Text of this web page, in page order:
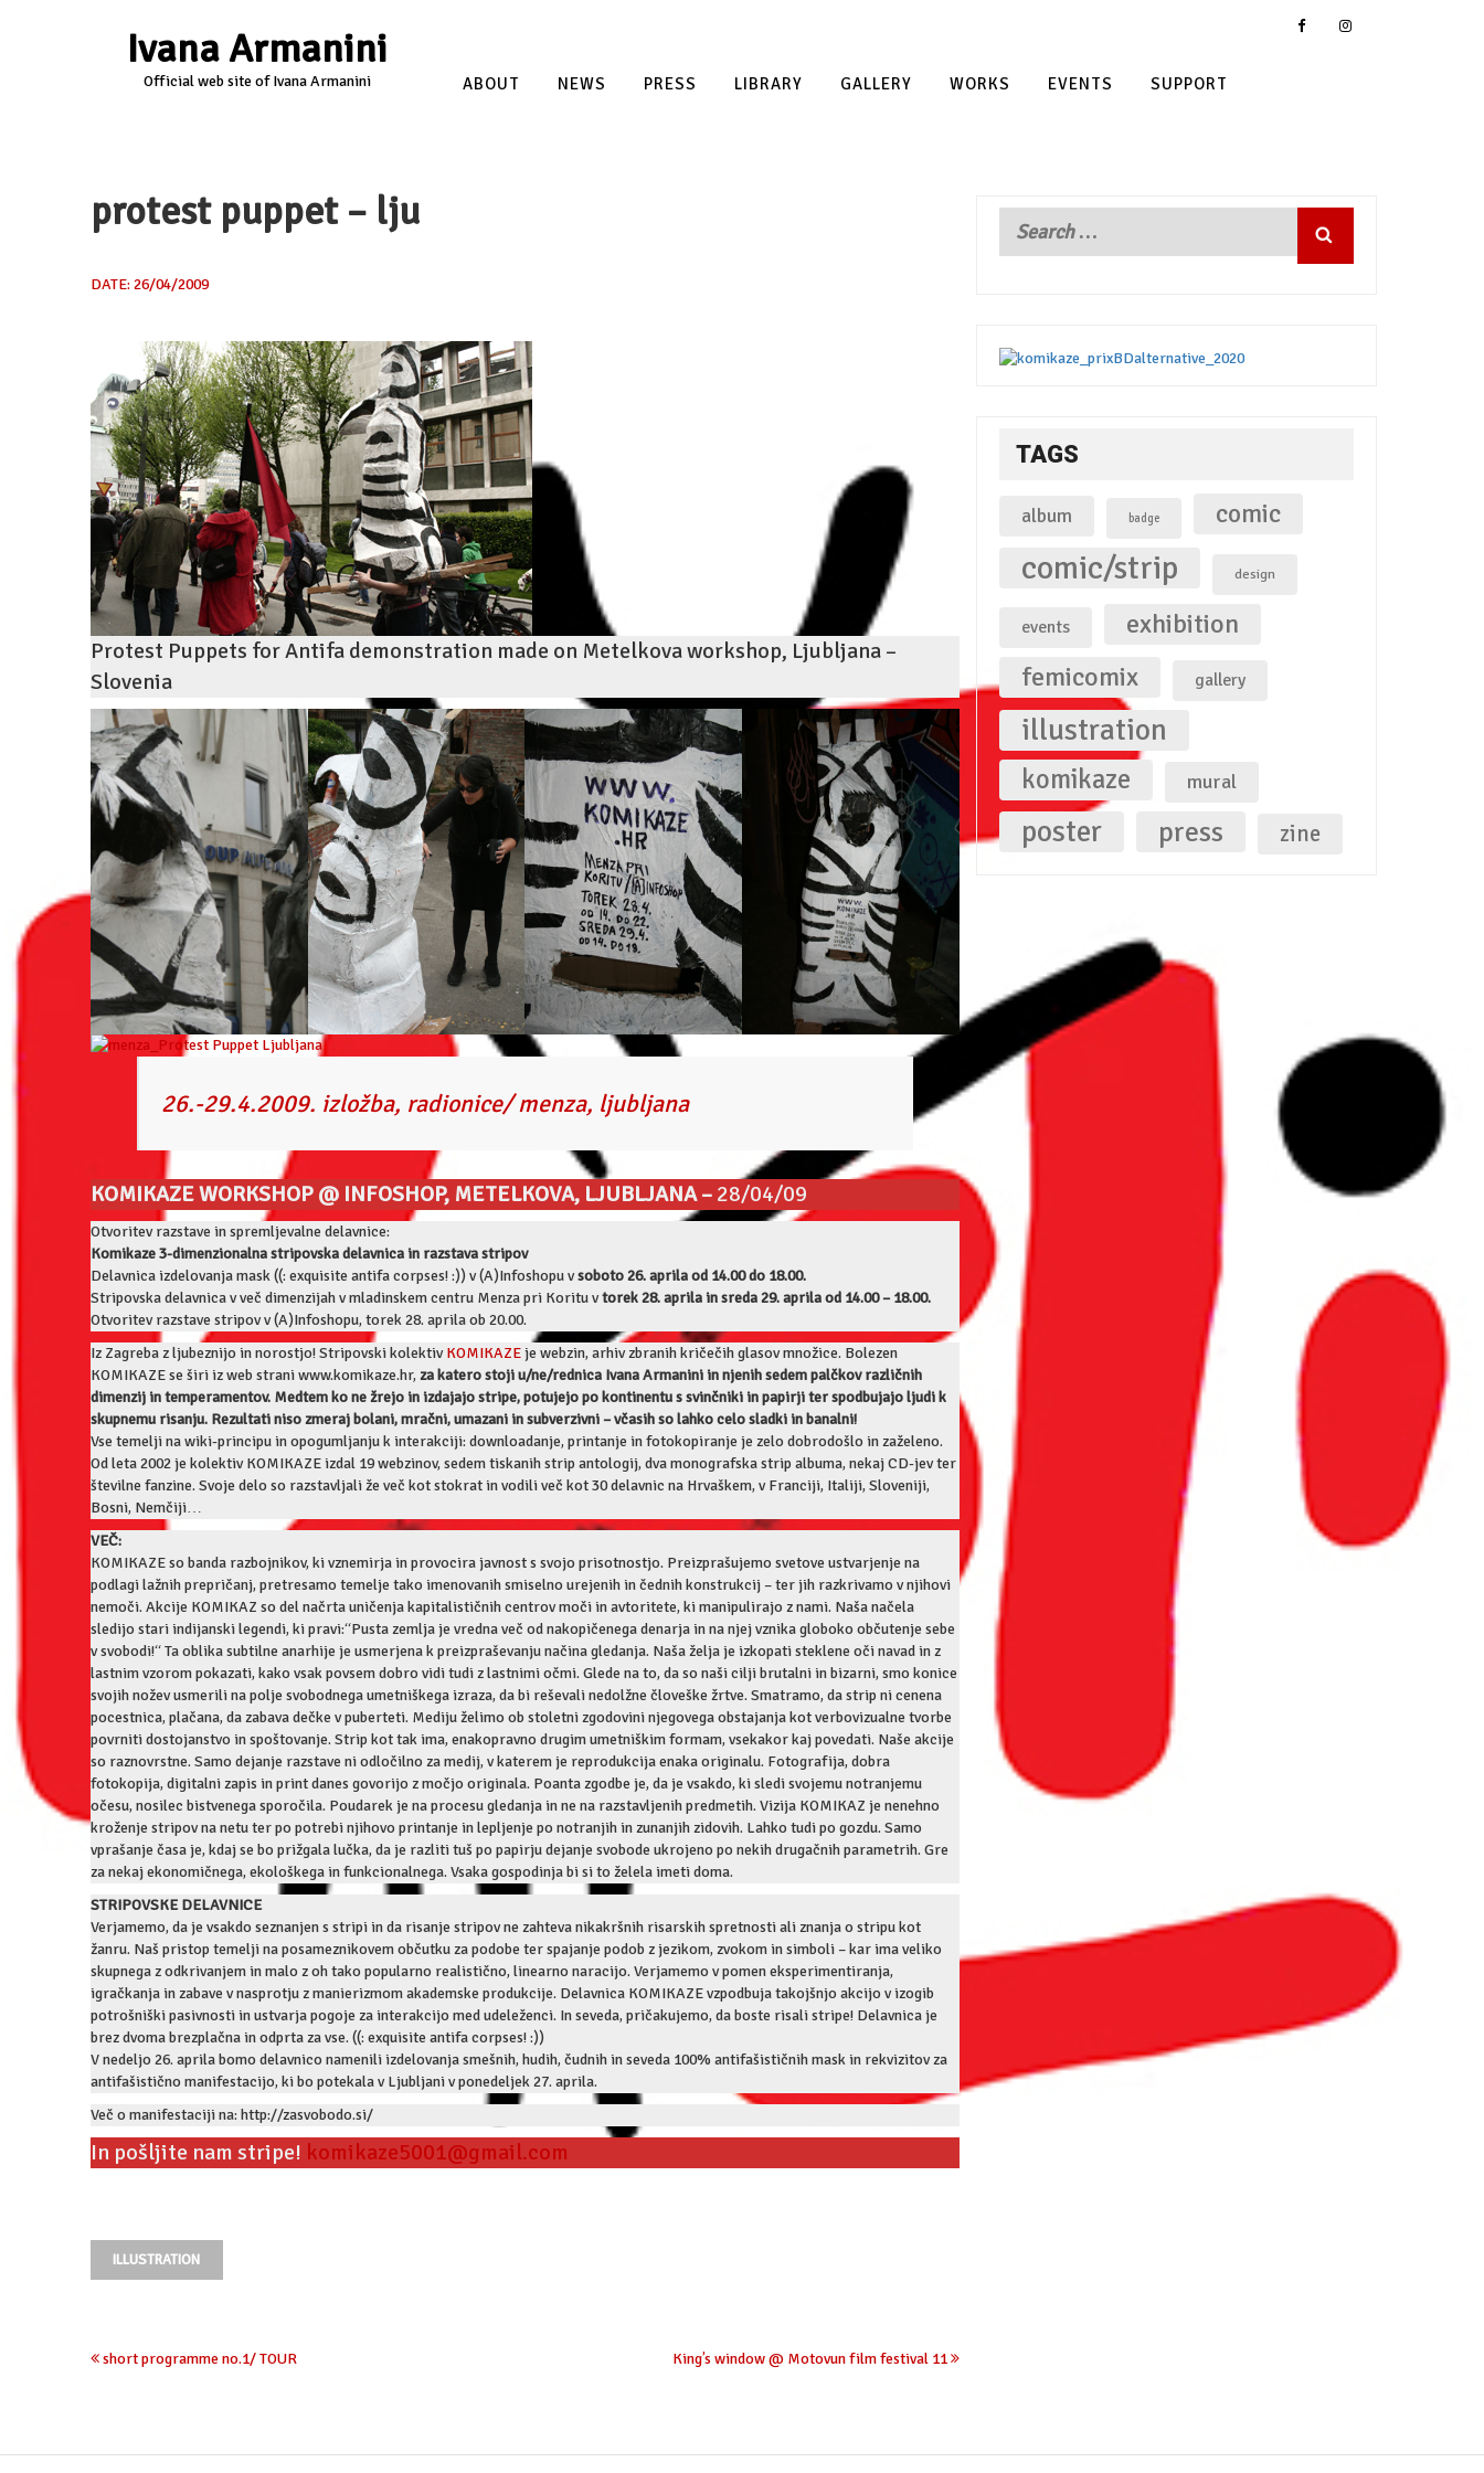
Ivana Armanini
Official web site of Ivana Armanini ABOUT NEWS PRESS LIBRARY GALLERY WORKS EVENTS SUPPORT
protest puppet – lju
DATE: 26/04/2009
Protest Puppets for Antifa demonstration made on Metelkova workshop, Ljubljana –
Slovenia
26.-29.4.2009. izložba, radionice/ menza, ljubljana
KOMIKAZE WORKSHOP @ INFOSHOP, METELKOVA, LJUBLJANA – 28/04/09
Otvoritev razstave in spremljevalne delavnice:
Komikaze 3-dimenzionalna stripovska delavnica in razstava stripov
Delavnica izdelovanja mask ((: exquisite antifa corpses! :)) v (A)Infoshopu vsoboto 26. aprila od 14.00 do 18.00.
Stripovska delavnica v več dimenzijah v mladinskem centru Menza pri Koritu vtorek 28. aprila in sreda 29. aprila od 14.00 – 18.00.
Otvoritev razstave stripov v (A)Infoshopu, torek 28. aprila ob 20.00.
Iz Zagreba z ljubeznijo in norostjo! Stripovski kolektivKOMIKAZEje webzin, arhiv zbranih kričečih glasov množice. Bolezen
KOMIKAZE se širi iz web strani www.komikaze.hr, za katero stoji u/ne/rednica Ivana Armanini in njenih sedem palčkov različnih
dimenzij in temperamentov. Medtem ko ne žrejo in izdajajo stripe, potujejo po kontinentu s svinčniki in papirji ter spodbujajo ljudi k
skupnemu risanju. Rezultati niso zmeraj bolani, mračni, umazani in subverzivni – včasih so lahko celo sladki in banalni!
Vse temelji na wiki-principu in opogumljanju k interakciji: downloadanje, printanje in fotokopiranje je zelo dobrodošlo in zaželeno.
Od leta 2002 je kolektiv KOMIKAZE izdal 19 webzinov, sedem tiskanih strip antologij, dva monografska strip albuma, nekaj CD-jev ter
številne fanzine. Svoje delo so razstavljali že več kot stokrat in vodili več kot 30 delavnic na Hrvaškem, v Franciji, Italiji, Sloveniji,
Bosni, Nemčiji…
VEČ:
KOMIKAZE so banda razbojnikov, ki vznemirja in provocira javnost s svojo prisotnostjo. Preizprašujemo svetove ustvarjenje na
podlagi lažnih prepričanj, pretresamo temelje tako imenovanih smiselno urejenih in čednih konstrukcij – ter jih razkrivamo v njihovi
nemoči. Akcije KOMIKAZ so del načrta uničenja kapitalističnih centrov moči in avtoritete, ki manipulirajo z nami. Naša načela
sledijo stari indijanski legendi, ki pravi:“Pusta zemlja je vredna več od nakopičenega denarja in na njej vznika globoko občutenje sebe
v svobodi!“ Ta oblika subtilne anarhije je usmerjena k preizpraševanju načina gledanja. Naša želja je izkopati steklene oči navad in z
lastnim vzorom pokazati, kako vsak povsem dobro vidi tudi z lastnimi očmi. Glede na to, da so naši cilji brutalni in bizarni, smo konice
svojih nožev usmerili na polje svobodnega umetniškega izraza, da bi reševali nedolžne človeške žrtve. Smatramo, da strip ni cenena
pocestnica, plačana, da zabava dečke v puberteti. Mediju želimo ob stoletni zgodovini njegovega obstajanja kot verbovizualne tvorbe
povrniti dostojanstvo in spoštovanje. Strip kot tak ima, enakopravno drugim umetniškim formam, vsekakor kaj povedati. Naše akcije
so raznovrstne. Samo dejanje razstave ni odločilno za medij, v katerem je reprodukcija enaka originalu. Fotografija, dobra
fotokopija, digitalni zapis in print danes govorijo z močjo originala. Poanta zgodbe je, da je vsakdo, ki sledi svojemu notranjemu
očesu, nosilec bistvenega sporočila. Poudarek je na procesu gledanja in ne na razstavljenih predmetih. Vizija KOMIKAZ je nenehno
kroženje stripov na netu ter po potrebi njihovo printanje in lepljenje po notranjih in zunanjih zidovih. Lahko tudi po gozdu. Samo
vprašanje časa je, kdaj se bo prižgala lučka, da je razliti tuš po papirju dejanje svobode ukrojeno po nekih drugačnih parametrih. Gre
za nekaj ekonomičnega, ekološkega in funkcionalnega. Vsaka gospodinja bi si to želela imeti doma.
STRIPOVSKE DELAVNICE
Verjamemo, da je vsakdo seznanjen s stripi in da risanje stripov ne zahteva nikakršnih risarskih spretnosti ali znanja o stripu kot
žanru. Naš pristop temelji na posameznikovem občutku za podobe ter spajanje podob z jezikom, zvokom in simboli – kar ima veliko
skupnega z odkrivanjem in malo z oh tako popularno realistično, linearno naracijo. Verjamemo v pomen eksperimentiranja,
igračkanja in zabave v nasprotju z manierizmom akademske produkcije. Delavnica KOMIKAZE vzpodbuja takojšnjo akcijo v izogib
potrošniški pasivnosti in ustvarja pogoje za interakcijo med udeleženci. In seveda, pričakujemo, da boste risali stripe! Delavnica je
brez dvoma brezplačna in odprta za vse. ((: exquisite antifa corpses! :))
V nedeljo 26. aprila bomo delavnico namenili izdelovanja smešnih, hudih, čudnih in seveda 100% antifašističnih mask in rekvizitov za
antifašistično manifestacijo, ki bo potekala v Ljubljani v ponedeljek 27. aprila.
Več o manifestaciji na: http://zasvobodo.si/
In pošljite nam stripe! komikaze5001@gmail.com
ILLUSTRATION
short programme no.1/ TOUR King’s window @ Motovun film festival 11
TAGS
album badge comic
comic/strip design
events
exhibition
femicomix
gallery
illustration
komikaze mural
poster press zine